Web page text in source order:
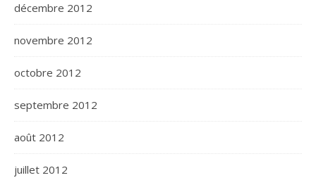
décembre 2012
novembre 2012
octobre 2012
septembre 2012
août 2012
juillet 2012